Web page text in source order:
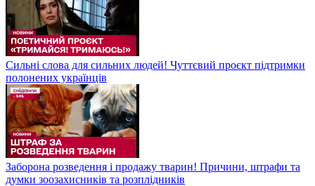
Сильні слова для сильних людей! Чуттєвий проєкт підтримки
полонених українців
Заборона розведення і продажу тварин! Причини, штрафи та
думки зоозахисників та розплідників